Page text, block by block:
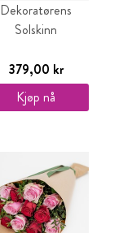
Dekoratørens
Solskinn
379,00 kr
Kjøp nå